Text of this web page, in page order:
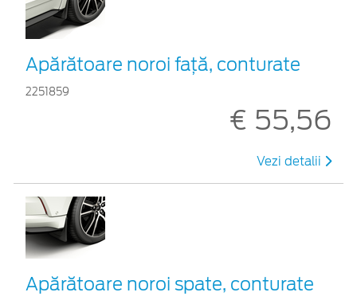
Apărătoare noroi față, conturate
2251859
€ 55,56
Vezi detalii
Apărătoare noroi spate, conturate